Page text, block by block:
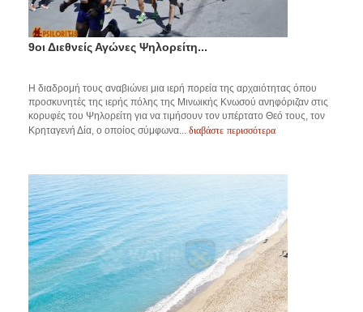
9οι Διεθνείς Αγώνες Ψηλορείτη...
Η διαδρομή τους αναβιώνει μια ιερή πορεία της αρχαιότητας όπου
προσκυνητές της ιερής πόλης της Μινωικής Κνωσού ανηφόριζαν στις
κορυφές του Ψηλορείτη για να τιμήσουν τον υπέρτατο Θεό τους, τον
Κρηταγενή Δία, ο οποίος σύμφωνα... διαβάστε περισσότερα